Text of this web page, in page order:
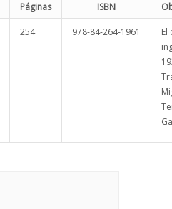
Páginas ISBN
254 978-84-264-1961
El